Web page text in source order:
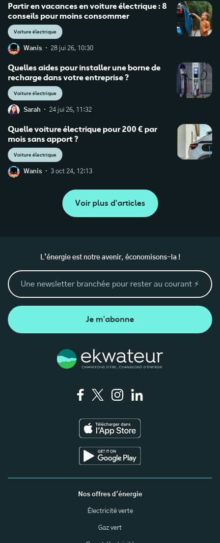
Partir en vacances en voiture électrique : 8
conseils pour moins consommer
Voiture électrique
Wanis · 28 jui 26, 10:30
Quelles aides pour installer une borne de
recharge dans votre entreprise ?
Voiture électrique
Sarah · 24 jui 26, 11:32
Quelle voiture électrique pour 200 € par
mois sans apport ?
Voiture électrique
Wanis · 3 oct 24, 12:13
Voir plus d'articles
L’énergie est notre avenir, économisons-la !
Je m'abonne
Nos offres d'énergie
Électricité verte
Gaz vert